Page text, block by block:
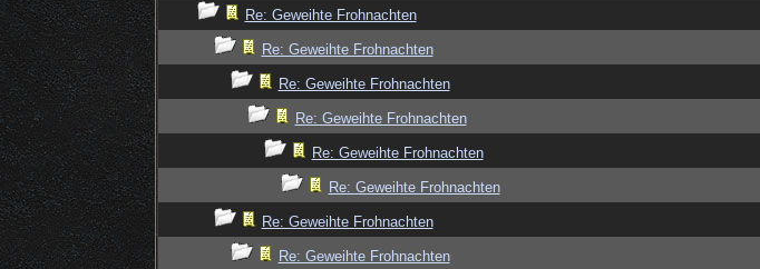
Re: Geweihte Frohnachten
Re: Geweihte Frohnachten
Re: Geweihte Frohnachten
Re: Geweihte Frohnachten
Re: Geweihte Frohnachten
Re: Geweihte Frohnachten
Re: Geweihte Frohnachten
Re: Geweihte Frohnachten